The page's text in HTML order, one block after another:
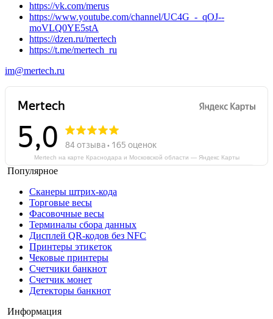
https://vk.com/merus
https://www.youtube.com/channel/UC4G_-_qOJ--
moVLQ0YE5stA
https://dzen.ru/mertech
https://t.me/mertech_ru
im@mertech.ru
Mertech на карте Краснодара и Московской области — Яндекс Карты
Популярное
Сканеры штрих-кода
Торговые весы
Фасовочные весы
Терминалы сбора данных
Дисплей QR-кодов без NFC
Принтеры этикеток
Чековые принтеры
Счетчики банкнот
Счетчик монет
Детекторы банкнот
Информация